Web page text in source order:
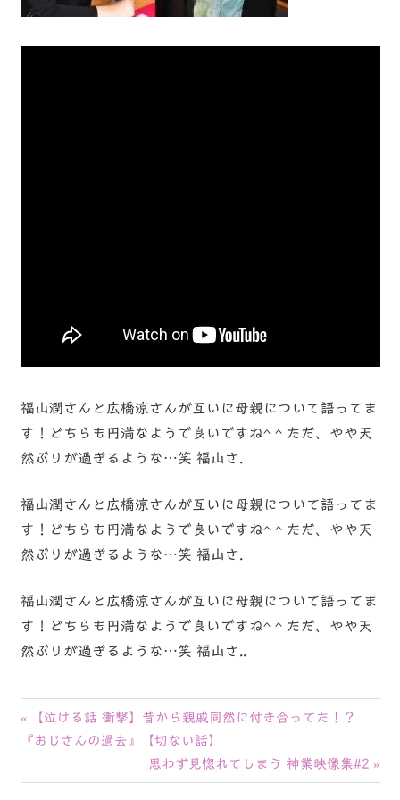
福山潤さんと広橋涼さんが互いに母親について語ってま
す！どちらも円満なようで良いですね^ ^ ただ、やや天
然ぶりが過ぎるような…笑 福山さ.
福山潤さんと広橋涼さんが互いに母親について語ってま
す！どちらも円満なようで良いですね^ ^ ただ、やや天
然ぶりが過ぎるような…笑 福山さ.
福山潤さんと広橋涼さんが互いに母親について語ってま
す！どちらも円満なようで良いですね^ ^ ただ、やや天
然ぶりが過ぎるような…笑 福山さ..
投
ナ
前
の
事:
【泣ける話 衝撃】昔から親戚同然に付き合ってた！？
『おじさんの過去』【切ない話】
次
の
思わず見惚れてしまう 神業映像集#2